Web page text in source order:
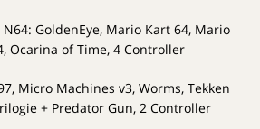
GoldenEye, Mario Kart 64, Mario
Ocarina of Time, 4 Controller
Micro Machines v3, Worms, Tekken
+ Predator Gun, 2 Controller